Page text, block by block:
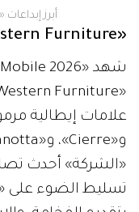
أبرز إبداعات
«Western Furniture»
«الشركة» أحدث